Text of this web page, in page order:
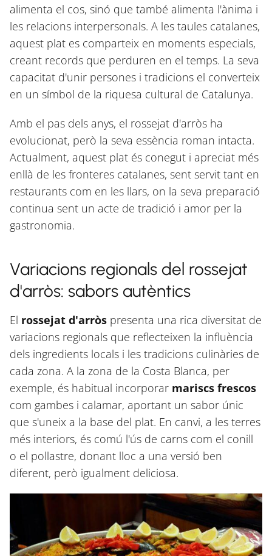
alimenta el cos, sinó que també alimenta l'ànima i
les relacions interpersonals. A les taules catalanes,
aquest plat es comparteix en moments especials,
creant records que perduren en el temps. La seva
capacitat d'unir persones i tradicions el converteix
en un símbol de la riquesa cultural de Catalunya.
Amb el pas dels anys, el rossejat d'arròs ha
evolucionat, però la seva essència roman intacta.
Actualment, aquest plat és conegut i apreciat més
enllà de les fronteres catalanes, sent servit tant en
restaurants com en les llars, on la seva preparació
continua sent un acte de tradició i amor per la
gastronomia.
Variacions regionals del rossejat
d'arròs: sabors autèntics
El rossejat d'arròs presenta una rica diversitat de
variacions regionals que reflecteixen la influència
dels ingredients locals i les tradicions culinàries de
cada zona. A la zona de la Costa Blanca, per
exemple, és habitual incorporar mariscs frescos
com gambes i calamar, aportant un sabor únic
que s'uneix a la base del plat. En canvi, a les terres
més interiors, és comú l'ús de carns com el conill
o el pollastre, donant lloc a una versió ben
diferent, però igualment deliciosa.